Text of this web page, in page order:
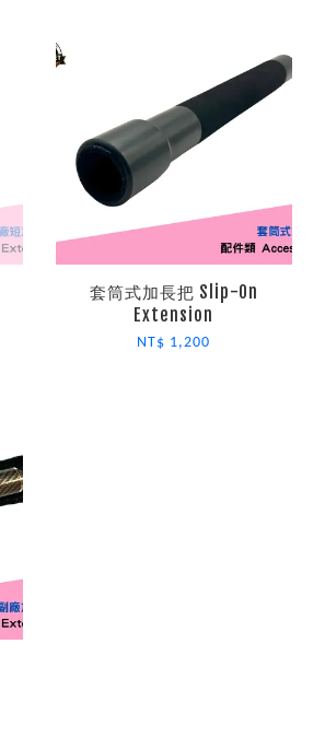
套筒式加長把 Slip-On
Extension
NT$ 1,200